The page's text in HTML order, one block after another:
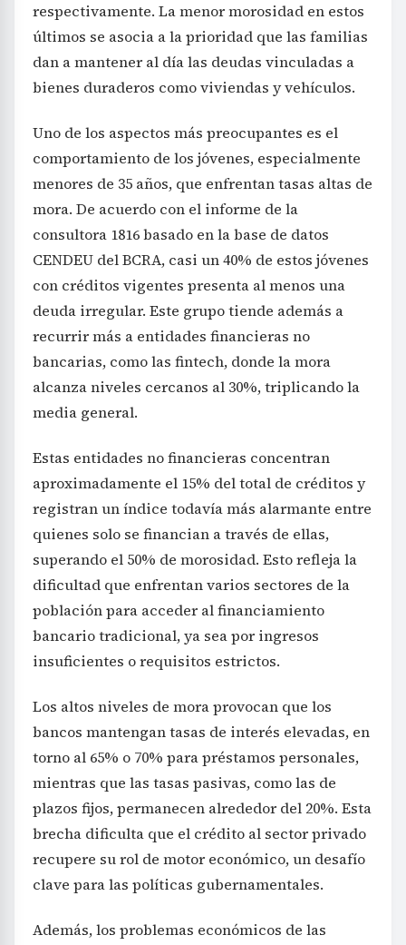
respectivamente. La menor morosidad en estos
últimos se asocia a la prioridad que las familias
dan a mantener al día las deudas vinculadas a
bienes duraderos como viviendas y vehículos.
Uno de los aspectos más preocupantes es el
comportamiento de los jóvenes, especialmente
menores de 35 años, que enfrentan tasas altas de
mora. De acuerdo con el informe de la
consultora 1816 basado en la base de datos
CENDEU del BCRA, casi un 40% de estos jóvenes
con créditos vigentes presenta al menos una
deuda irregular. Este grupo tiende además a
recurrir más a entidades financieras no
bancarias, como las fintech, donde la mora
alcanza niveles cercanos al 30%, triplicando la
media general.
Estas entidades no financieras concentran
aproximadamente el 15% del total de créditos y
registran un índice todavía más alarmante entre
quienes solo se financian a través de ellas,
superando el 50% de morosidad. Esto refleja la
dificultad que enfrentan varios sectores de la
población para acceder al financiamiento
bancario tradicional, ya sea por ingresos
insuficientes o requisitos estrictos.
Los altos niveles de mora provocan que los
bancos mantengan tasas de interés elevadas, en
torno al 65% o 70% para préstamos personales,
mientras que las tasas pasivas, como las de
plazos fijos, permanecen alrededor del 20%. Esta
brecha dificulta que el crédito al sector privado
recupere su rol de motor económico, un desafío
clave para las políticas gubernamentales.
Además, los problemas económicos de las